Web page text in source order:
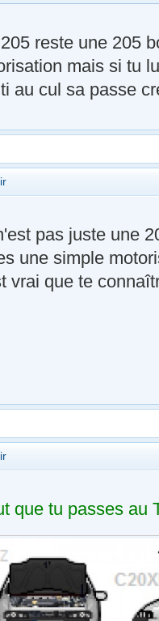
reste une 205
mais si tu
au cul sa passe
pas juste une
une simple
vrai que te
que tu passes au